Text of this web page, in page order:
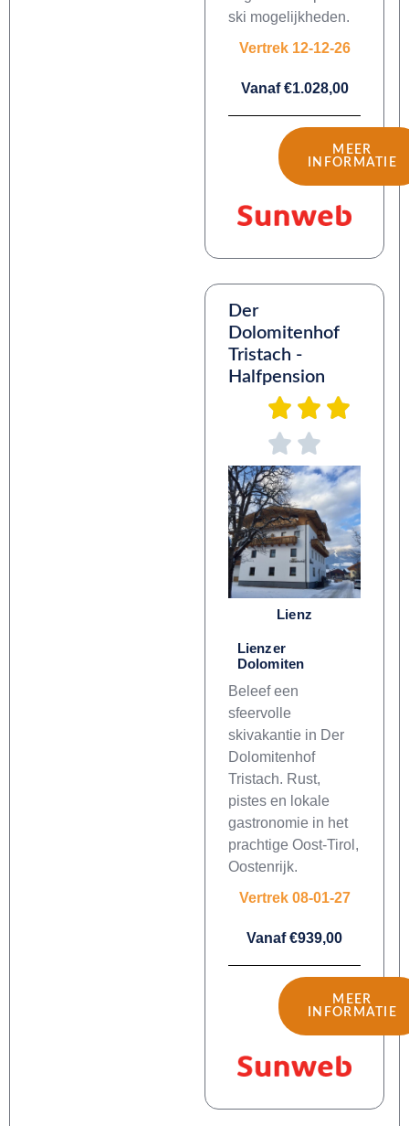
ski mogelijkheden.
Vertrek 12-12-26
Vanaf €1.028,00
MEER
INFORMATIE
Der
Dolomitenhof
Tristach -
Halfpension
Lienz
Lienzer
Dolomiten
Beleef een
sfeervolle
skivakantie in Der
Dolomitenhof
Tristach. Rust,
pistes en lokale
gastronomie in het
prachtige Oost-Tirol,
Oostenrijk.
Vertrek 08-01-27
Vanaf €939,00
MEER
INFORMATIE